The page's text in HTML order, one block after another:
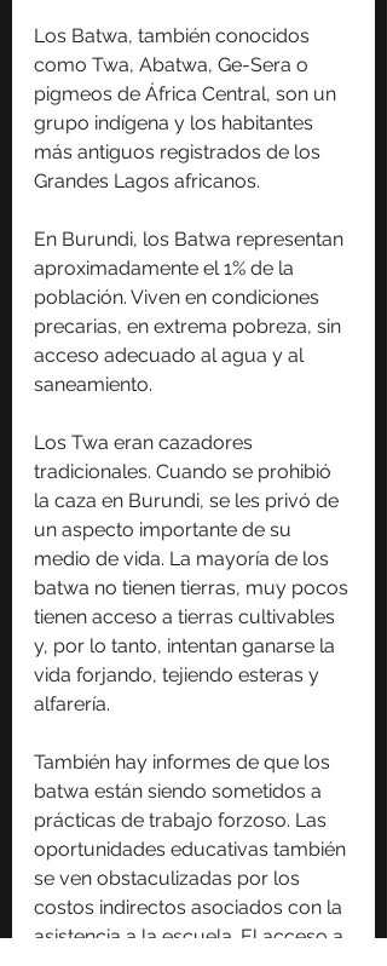
Los Batwa, también conocidos
como Twa, Abatwa, Ge-Sera o
pigmeos de África Central, son un
grupo indígena y los habitantes
más antiguos registrados de los
Grandes Lagos africanos.
En Burundi, los Batwa representan
aproximadamente el 1% de la
población. Viven en condiciones
precarias, en extrema pobreza, sin
acceso adecuado al agua y al
saneamiento.
Los Twa eran cazadores
tradicionales. Cuando se prohibió
la caza en Burundi, se les privó de
un aspecto importante de su
medio de vida. La mayoría de los
batwa no tienen tierras, muy pocos
tienen acceso a tierras cultivables
y, por lo tanto, intentan ganarse la
vida forjando, tejiendo esteras y
alfarería.
También hay informes de que los
batwa están siendo sometidos a
prácticas de trabajo forzoso. Las
oportunidades educativas también
se ven obstaculizadas por los
costos indirectos asociados con la
asistencia a la escuela. El acceso a